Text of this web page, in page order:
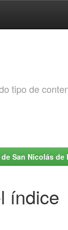
tipo de
San Nicolás de
índice